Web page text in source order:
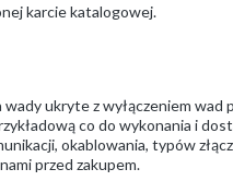
karcie katalogowej.
ukryte z wyłączeniem
co do wykonania i
okablowania, typów
przed zakupem.